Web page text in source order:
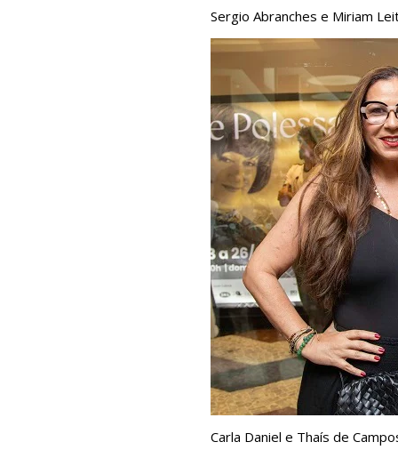
Sergio Abranches e Miriam
Carla Daniel e Thaís de